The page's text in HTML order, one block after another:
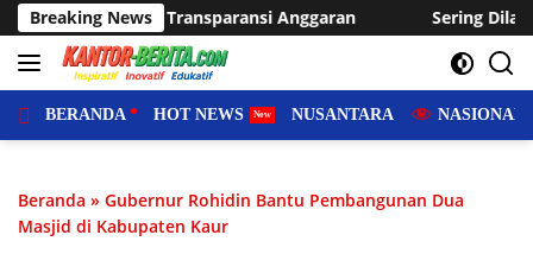
Langsung
ke
konten
Breaking NewsSering Dilanda Genangan, Desa Sukaraja
BERANDA HOT NEWS NUSANTARA NASIONAL
Beranda » Gubernur Rohidin Bantu Pembangunan Dua
Masjid di Kabupaten Kaur